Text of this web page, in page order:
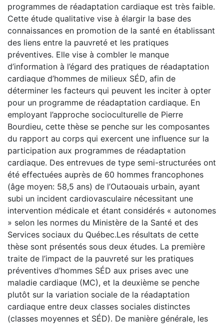
programmes de réadaptation cardiaque est très faible.
Cette étude qualitative vise à élargir la base des
connaissances en promotion de la santé en établissant
des liens entre la pauvreté et les pratiques
préventives. Elle vise à combler le manque
d’information à l’égard des pratiques de réadaptation
cardiaque d’hommes de milieux SÉD, afin de
déterminer les facteurs qui peuvent les inciter à opter
pour un programme de réadaptation cardiaque. En
employant l’approche socioculturelle de Pierre
Bourdieu, cette thèse se penche sur les composantes
du rapport au corps qui exercent une influence sur la
participation aux programmes de réadaptation
cardiaque. Des entrevues de type semi-structurées ont
été effectuées auprès de 60 hommes francophones
(âge moyen: 58,5 ans) de l’Outaouais urbain, ayant
subi un incident cardiovasculaire nécessitant une
intervention médicale et étant considérés « autonomes
» selon les normes du Ministère de la Santé et des
Services sociaux du Québec.Les résultats de cette
thèse sont présentés sous deux études. La première
traite de l’impact de la pauvreté sur les pratiques
préventives d’hommes SÉD aux prises avec une
maladie cardiaque (MC), et la deuxième se penche
plutôt sur la variation sociale de la réadaptation
cardiaque entre deux classes sociales distinctes
(classes moyennes et SÉD). De manière générale, les